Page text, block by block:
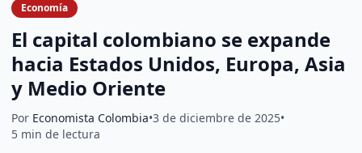
Economía
El capital colombiano se expande
hacia Estados Unidos, Europa, Asia
y Medio Oriente
Por Economista Colombia•3 de diciembre de 2025•
5 min de lectura